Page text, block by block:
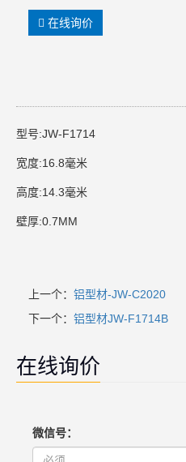
在线询价
型号:JW-F1714
宽度:16.8毫米
高度:14.3毫米
壁厚:0.7MM
上一个： 铝型材-JW-C2020
下一个： 铝型材JW-F1714B
在线询价
微信号：